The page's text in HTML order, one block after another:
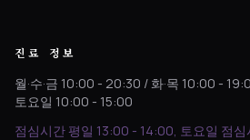
진료 정보
월·수·금 10:00 - 20:30 / 화·목 10:00 -
토요일 10:00 - 15:00
점심시간 평일 13:00 - 14:00, 토요일 점심